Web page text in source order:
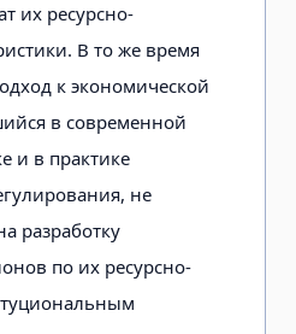
их ресурсно-
В то же время
к экономической
в современной
и в практике
не
разработку
по их ресурсно-